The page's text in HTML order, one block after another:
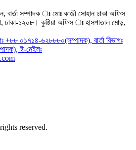
সম্পাদক ঃ মোঃ কাজী সোহান ঢাকা অফিস
১২০৮। কুষ্টিয়া অফিস ঃ হাসপাতাল মোড়,
+৮৮ ০১৭১৪-৬২৮৮৮০(সম্পাদক), বার্তা বিভাগঃ
ই-মেইলঃ
reserved.